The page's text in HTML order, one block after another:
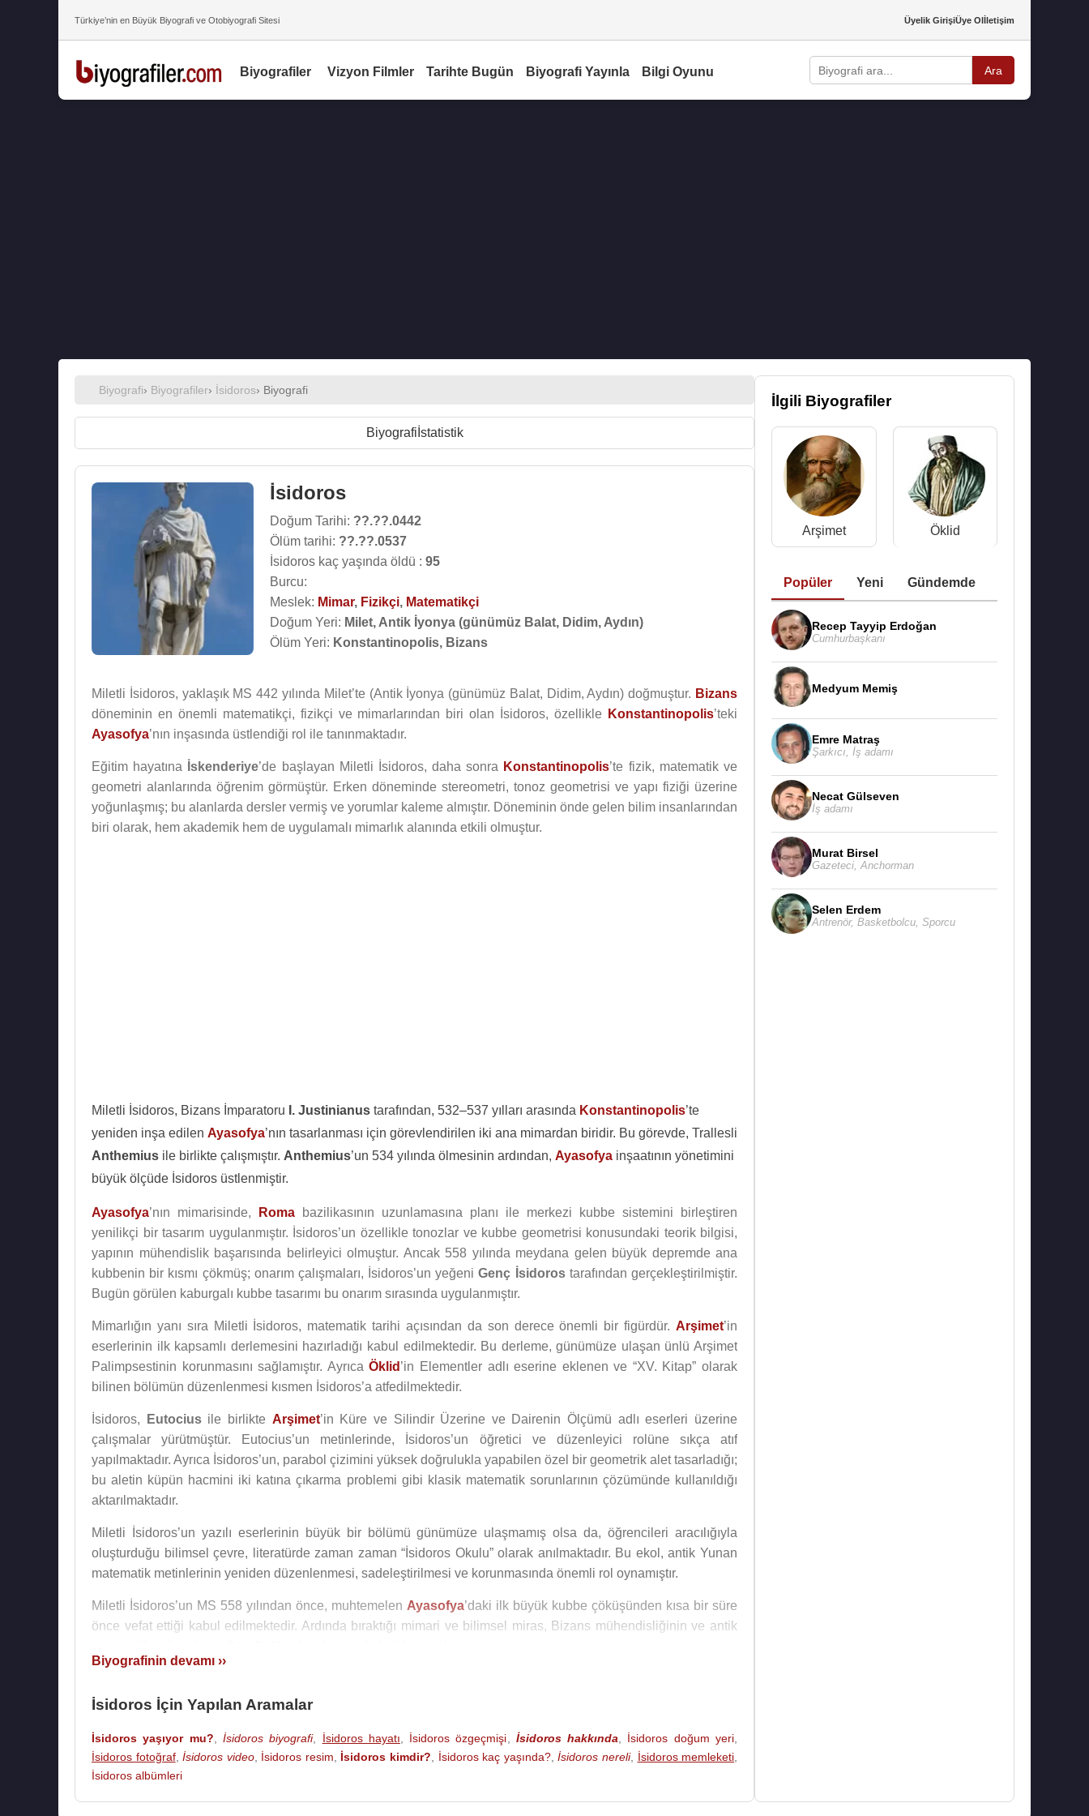
Türkiye’nin en Büyük Biyografi ve Otobiyografi Sitesi Üyelik GirişiÜye Olİletişim
Biyografiler Vizyon Filmler Tarihte Bugün Biyografi Yayınla Bilgi Oyunu Ara
Biyografi› Biyografiler› İsidoros› Biyografi
Biyografi İstatistik
İsidoros
Doğum Tarihi: ??.??.0442
Ölüm tarihi: ??.??.0537
İsidoros kaç yaşında öldü : 95
Burcu:
Meslek: Mimar, Fizikçi, Matematikçi
Doğum Yeri: Milet, Antik İyonya (günümüz Balat, Didim, Aydın)
Ölüm Yeri: Konstantinopolis, Bizans
Miletli İsidoros, yaklaşık MS 442 yılında Milet’te (Antik İyonya (günümüz Balat, Didim, Aydın) doğmuştur. Bizans
döneminin en önemli matematikçi, fizikçi ve mimarlarından biri olan İsidoros, özellikle
Konstantinopolis’teki
Ayasofya’nın inşasında üstlendiği rol ile tanınmaktadır.
Eğitim hayatına İskenderiye’de başlayan Miletli İsidoros, daha sonra Konstantinopolis’te fizik, matematik ve
geometri alanlarında öğrenim görmüştür. Erken döneminde stereometri, tonoz geometrisi ve yapı fiziği üzerine
yoğunlaşmış; bu alanlarda dersler vermiş ve yorumlar kaleme almıştır. Döneminin önde gelen bilim insanlarından
biri olarak, hem akademik hem de uygulamalı mimarlık alanında etkili olmuştur.
Miletli İsidoros, Bizans İmparatoru I. Justinianus tarafından, 532–537 yılları arasında Konstantinopolis’te
yeniden inşa edilen Ayasofya’nın tasarlanması için görevlendirilen iki ana mimardan biridir. Bu görevde, Trallesli
Anthemius ile birlikte çalışmıştır. Anthemius’un 534 yılında ölmesinin ardından, Ayasofya inşaatının yönetimini
büyük ölçüde İsidoros üstlenmiştir.
Ayasofya’nın mimarisinde, Roma bazilikasının uzunlamasına planı ile merkezi kubbe sistemini birleştiren
yenilikçi bir tasarım uygulanmıştır. İsidoros’un özellikle tonozlar ve kubbe geometrisi konusundaki teorik bilgisi,
yapının mühendislik başarısında belirleyici olmuştur. Ancak 558 yılında meydana gelen büyük depremde ana
kubbenin bir kısmı çökmüş; onarım çalışmaları, İsidoros’un yeğeniGenç İsidorostarafından gerçekleştirilmiştir.
Bugün görülen kaburgalı kubbe tasarımı bu onarım sırasında uygulanmıştır.
Mimarlığın yanı sıra Miletli İsidoros, matematik tarihi açısından da son derece önemli bir figürdür. Arşimet’in
eserlerinin ilk kapsamlı derlemesini hazırladığı kabul edilmektedir. Bu derleme, günümüze ulaşan ünlü Arşimet
Palimpsestinin korunmasını sağlamıştır. AyrıcaÖklid ’in Elementler adlı eserine eklenen ve “XV. Kitap” olarak
bilinen bölümün düzenlenmesi kısmen İsidoros’a atfedilmektedir.
İsidoros, Eutociusile birlikte Arşimet’in Küre ve Silindir Üzerine ve Dairenin Ölçümü adlı eserleri üzerine
çalışmalar yürütmüştür. Eutocius’un metinlerinde, İsidoros’un öğretici ve düzenleyici rolüne sıkça atıf
yapılmaktadır. Ayrıca İsidoros’un, parabol çizimini yüksek doğrulukla yapabilen özel bir geometrik alet tasarladığı;
bu aletin küpün hacmini iki katına çıkarma problemi gibi klasik matematik sorunlarının çözümünde kullanıldığı
aktarılmaktadır.
Miletli İsidoros’un yazılı eserlerinin büyük bir bölümü günümüze ulaşmamış olsa da, öğrencileri aracılığıyla
oluşturduğu bilimsel çevre, literatürde zaman zaman “İsidoros Okulu” olarak anılmaktadır. Bu ekol, antik Yunan
matematik metinlerinin yeniden düzenlenmesi, sadeleştirilmesi ve korunmasında önemli rol oynamıştır.
Miletli İsidoros’un MS 558 yılından önce, muhtemelen Ayasofya’daki ilk büyük kubbe çöküşünden kısa bir süre
önce vefat ettiği kabul edilmektedir. Ardında bıraktığı mimari ve bilimsel miras, Bizans mühendisliğinin ve antik
Biyografinin devamı ››
İsidoros İçin Yapılan Aramalar
İsidoros yaşıyor mu? İsidoros biyografi, İsidoros hayatı İsidoros özgeçmişi İsidoros hakkında İsidoros doğum yeri
İsidoros fotoğraf,İsidoros video, İsidoros resim İsidoros kimdir? İsidoros kaç yaşında?,İsidoros nereli, İsidoros memleketi
İsidoros albümleri
İlgili Biyografiler
Arşimet Öklid
Popüler Yeni Gündemde
Recep Tayyip Erdoğan
Cumhurbaşkanı
Medyum Memiş
Emre Matraş
Şarkıcı İş adamı
Necat Gülseven
İş adamı
Murat Birsel
Gazeteci Anchorman
Selen Erdem
Antrenör, Basketbolcu Sporcu